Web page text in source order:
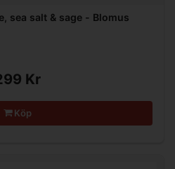
sea salt & sage - Blomus
Kr
Köp